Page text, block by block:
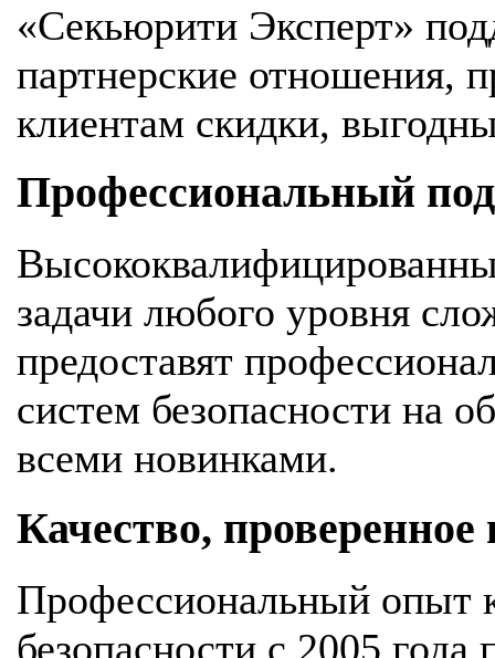
«Секьюрити Эксперт»
партнерские отношения,
клиентам скидки,
Профессиональный
задачи любого уровня
предоставят
систем безопасности на
всеми новинками.
Качество,
Профессиональный опыт
безопасности с 2005 года